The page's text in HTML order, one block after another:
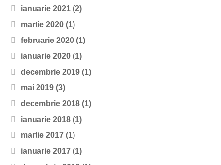
ianuarie 2021 (2)
martie 2020 (1)
februarie 2020 (1)
ianuarie 2020 (1)
decembrie 2019 (1)
mai 2019 (3)
decembrie 2018 (1)
ianuarie 2018 (1)
martie 2017 (1)
ianuarie 2017 (1)